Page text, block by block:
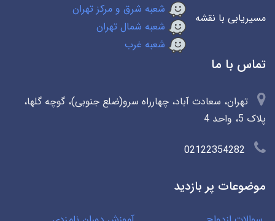
مسیریابی با نقشه
شعبه شرق و مرکز تهران
شعبه شمال تهران
شعبه غرب
تماس با ما
تهران، سعادت آباد، چهارراه سرو(ضلع جنوبی)، گوچه گلها،
پلاک 5، واحد 4
02122354282
موضوعات پر بازدید